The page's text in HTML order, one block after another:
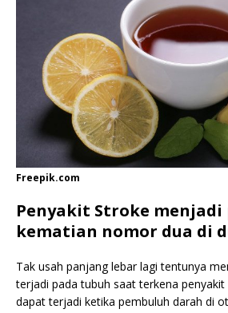
Freepik.com
Penyakit Stroke menjadi
kematian nomor dua di
Tak usah panjang lebar lagi tentunya
terjadi pada tubuh saat terkena penyakit
dapat terjadi ketika pembuluh darah di